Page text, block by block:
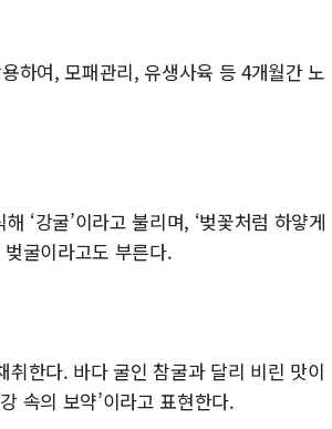
하여, 모패관리, 유생사육 등 4개월간 노
‘강굴’이라고 불리며, ‘벚꽃처럼 하얗게
벚굴이라고도 부른다.
한다. 바다 굴인 참굴과 달리 비린 맛이
속의 보약’이라고 표현한다.